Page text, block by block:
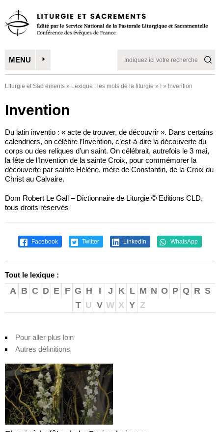
MENU
Liturgie et Sacrements » Lexique : les mots de la liturgie » » Invention
Invention
Du latin inventio : « acte de trouver, de découvrir ». Dans certains
calendriers, on célèbre l’Invention, c’est-à-dire la découverte du
corps ou des reliques d’un saint. On célébrait, autrefois le 3 mai,
la fête de l’Invention de la sainte Croix, pour commémorer la
découverte par sainte Hélène, mère de Constantin, de la Croix du
Christ au Calvaire.
Dom Robert Le Gall – Dictionnaire de Liturgie © Editions CLD,
tous droits réservés
Facebook Twitter Linkedin WhatsApp
Tout le lexique :
A B C D E F G H I J K L M N O P Q R S
T U V W X Y Z
Pour aller plus loin
Autres définitions